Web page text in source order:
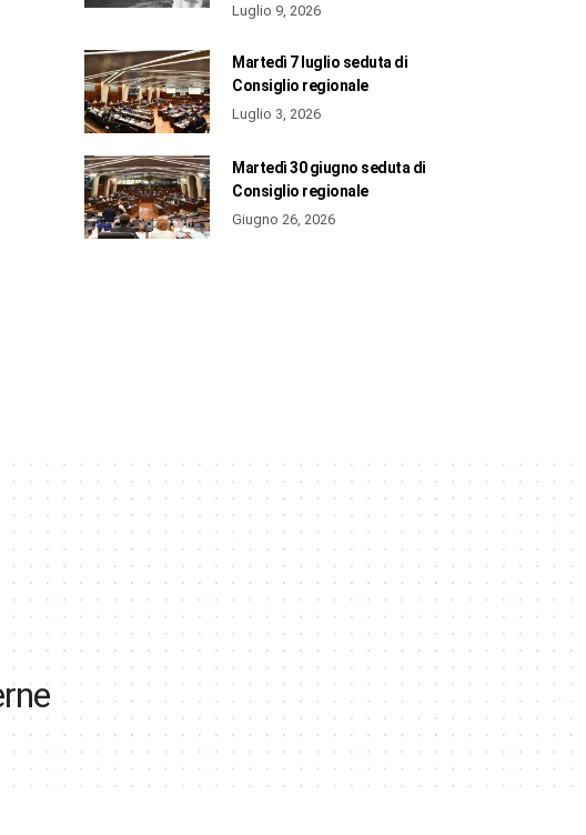
Luglio 9, 2026
Martedì 7 luglio seduta di
Consiglio regionale
Luglio 3, 2026
Martedì 30 giugno seduta di
Consiglio regionale
Giugno 26, 2026